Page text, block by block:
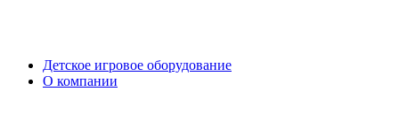
Детское игровое оборудование
О компании